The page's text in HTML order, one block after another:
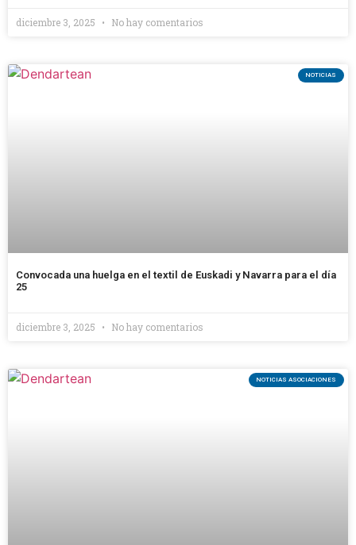
diciembre 3, 2025 No hay comentarios
NOTICIAS
Convocada una huelga en el textil de Euskadi y Navarra para el día
25
diciembre 3, 2025 No hay comentarios
NOTICIAS ASOCIACIONES